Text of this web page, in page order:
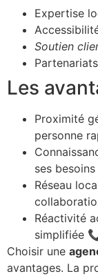
Expertise
Soutien
Les
Proximité
personne
ses besoins
Réseau
Réactivité
simplifiée
Choisir une
avantages. La